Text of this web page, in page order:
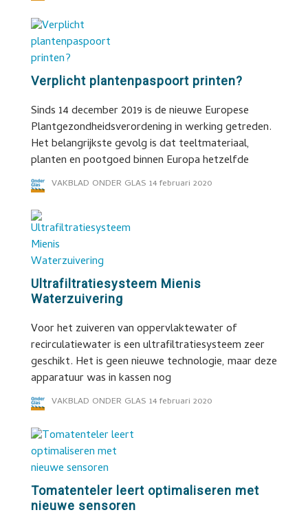
Verplicht plantenpaspoort printen?
Sinds 14 december 2019 is de nieuwe Europese
Plantgezondheidsverordening in werking getreden.
Het belangrijkste gevolg is dat teeltmateriaal,
planten en pootgoed binnen Europa hetzelfde
VAKBLAD ONDER GLAS 14 februari 2020
Ultrafiltratiesysteem Mienis
Waterzuivering
Voor het zuiveren van oppervlaktewater of
recirculatiewater is een ultrafiltratiesysteem zeer
geschikt. Het is geen nieuwe technologie, maar deze
apparatuur was in kassen nog
VAKBLAD ONDER GLAS 14 februari 2020
Tomatenteler leert optimaliseren met
nieuwe sensoren